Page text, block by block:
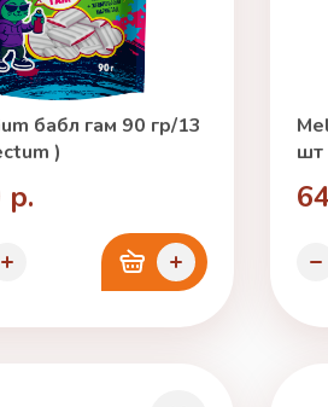
бабл гам 90 гр/13
)
р.
шт